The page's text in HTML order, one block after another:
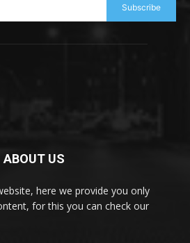
Subscribe
ABOUT US
here we provide you only
for this you can check our